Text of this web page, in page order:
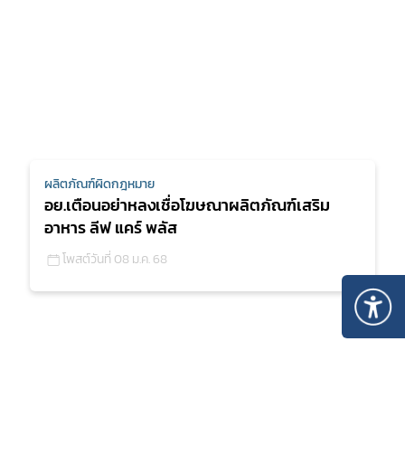
ผลิตภัณฑ์ผิดกฎหมาย
อย.เตือนอย่าหลงเชื่อโฆษณาผลิตภัณฑ์เสริม
อาหาร ลีฟ แคร์ พลัส
โพสต์วันที่ 08 ม.ค. 68